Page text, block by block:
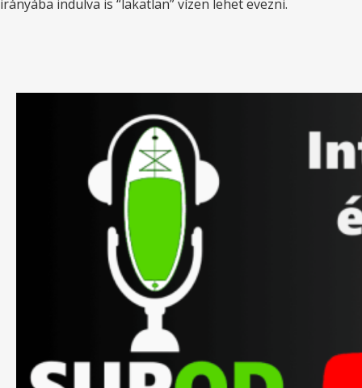
irányába indulva is “lakatlan” vízen lehet evezni.